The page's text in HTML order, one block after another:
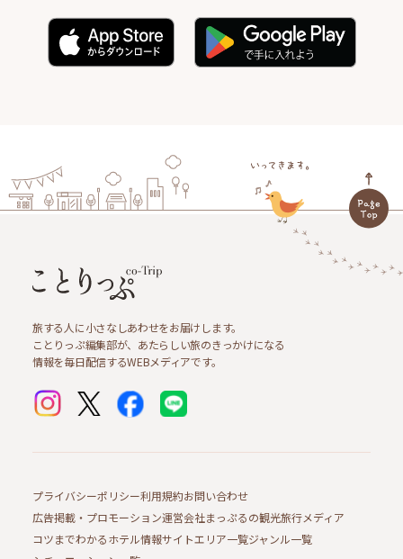
旅する人に小さなしあわせをお届けします。
ことりっぷ編集部が、あたらしい旅のきっかけになる
情報を毎日配信するWEBメディアです。
プライバシーポリシー利用規約お問い合わせ
広告掲載・プロモーション運営会社まっぷるの観光旅行メディア
コツまでわかるホテル情報サイトエリア一覧ジャンル一覧